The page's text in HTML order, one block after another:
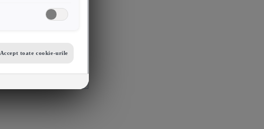
Accept toate cookie-urile